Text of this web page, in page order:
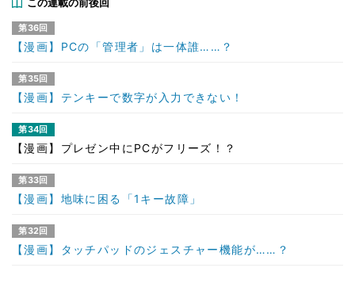
第36回
【漫画】PCの「管理者」は一体誰……？
第35回
【漫画】テンキーで数字が入力できない！
第34回
【漫画】プレゼン中にPCがフリーズ！？
第33回
【漫画】地味に困る「1キー故障」
第32回
【漫画】タッチパッドのジェスチャー機能が……？